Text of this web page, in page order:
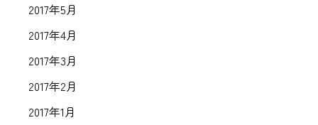
2017年5月
2017年4月
2017年3月
2017年2月
2017年1月